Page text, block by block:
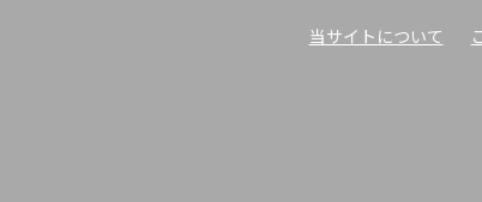
当サイトについて